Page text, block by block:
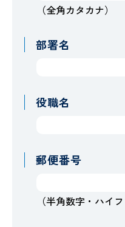
（全角カタカナ）
部署名
役職名
郵便番号
（半角数字・ハイ